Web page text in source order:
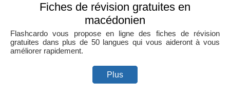
Fiches de révision gratuites en
macédonien
Flashcardo vous propose en ligne des fiches de révision
gratuites dans plus de 50 langues qui vous aideront à vous
améliorer rapidement.
Plus